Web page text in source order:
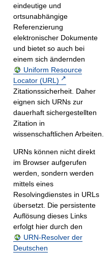
eindeutige und
ortsunabhängige
Referenzierung
elektronischer Dokumente
und bietet so auch bei
einem sich ändernden
Uniform Resource
Locator (URL)
Zitationssicherheit. Daher
eignen sich URNs zur
dauerhaft sichergestellten
Zitation in
wissenschaftlichen Arbeiten.
URNs können nicht direkt
im Browser aufgerufen
werden, sondern werden
mittels eines
Resolvingdienstes in URLs
übersetzt. Die persistente
Auflösung dieses Links
erfolgt hier durch den
URN-Resolver der
Deutschen